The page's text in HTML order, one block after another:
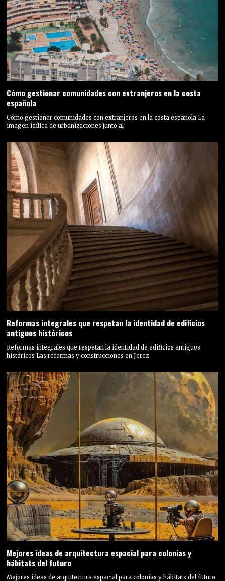
Cómo gestionar comunidades con extranjeros en la costa
española
Cómo gestionar comunidades con extranjeros en la costa española La
imagen idílica de urbanizaciones junto al
Reformas integrales que respetan la identidad de edificios
antiguos históricos
Reformas integrales que respetan la identidad de edificios antiguos
históricos Las reformas y construcciones en Jerez
Mejores ideas de arquitectura espacial para colonias y
hábitats del futuro
Mejores ideas de arquitectura espacial para colonias y hábitats del futuro